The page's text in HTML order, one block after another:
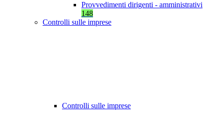
Provvedimenti dirigenti - amministrativi
148
Controlli sulle imprese
Controlli sulle imprese